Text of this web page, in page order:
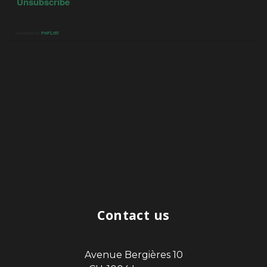
Contact us
Avenue Bergières 10